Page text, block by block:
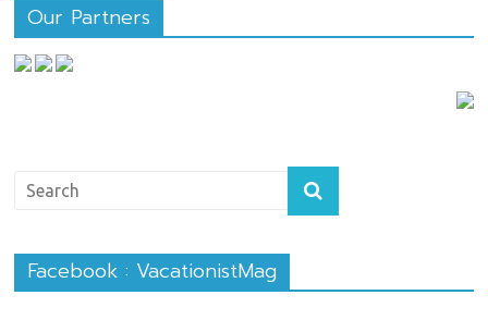
Our Partners
Facebook : VacationistMag